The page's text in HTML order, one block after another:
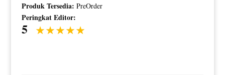
Produk Tersedia: PreOrder
Peringkat Editor:
5